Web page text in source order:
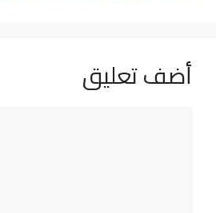
أضف تعليق